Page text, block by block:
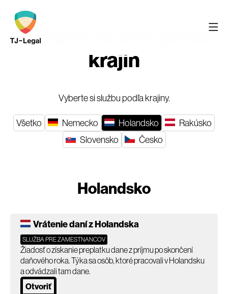
Zoznam služieb podľa
krajín
Vyberte si službu podľa krajiny.
Všetko Nemecko Holandsko
Rakúsko
Slovensko
Česko
Holandsko
Vrátenie daní z Holandska
SLUŽBA PRE ZAMESTNANCOV
Žiadosť o získanie preplatku dane z príjmu po skončení
daňového roka. Týka sa osôb, ktoré pracovali v Holandsku
a odvádzali tam dane.
Otvoriť